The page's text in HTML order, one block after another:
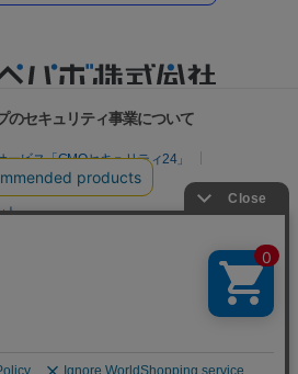
のセキュリティ事業について
ビス「GMOセキュリティ24」
トリスク診断
ト
）